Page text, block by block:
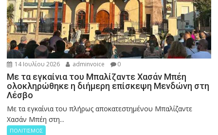
14 Ιουλίου 2026 adminvoice 0
Με τα εγκαίνια του Μπαλίζαντε Χασάν Μπέη
ολοκληρώθηκε η διήμερη επίσκεψη Μενδώνη στη
Λέσβο
Με τα εγκαίνια του πλήρως αποκατεστημένου Μπαλίζαντε
Χασάν Μπέη στη...
ΠΟΛΙΤΙΣΜΟΣ